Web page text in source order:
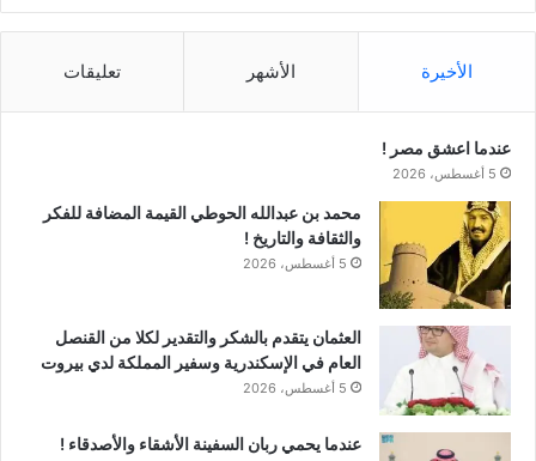
الأخيرة الأشهر تعليقات
عندما اعشق مصر !
5 أغسطس، 2026
محمد بن عبدالله الحوطي القيمة المضافة للفكر
والثقافة والتاريخ !
5 أغسطس، 2026
العثمان يتقدم بالشكر والتقدير لكلا من القنصل
العام في الإسكندرية وسفير المملكة لدي بيروت
5 أغسطس، 2026
عندما يحمي ربان السفينة الأشقاء والأصدقاء !